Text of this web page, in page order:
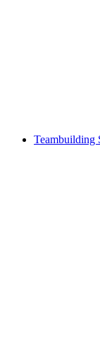
Teambuilding